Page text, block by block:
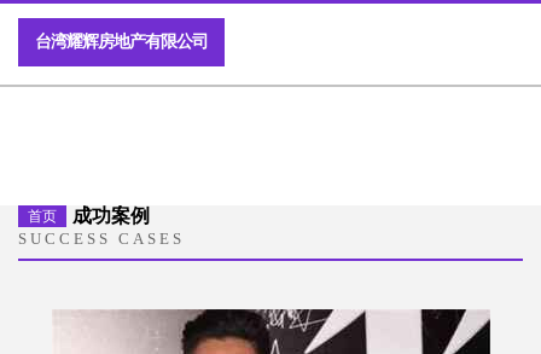
台湾耀辉房地产有限公司
首页 成功案例
SUCCESS CASES